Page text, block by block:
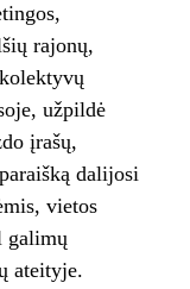
rajonų,
užpildė
įrašų,
dalijosi
vietos
galimų
ateityje.